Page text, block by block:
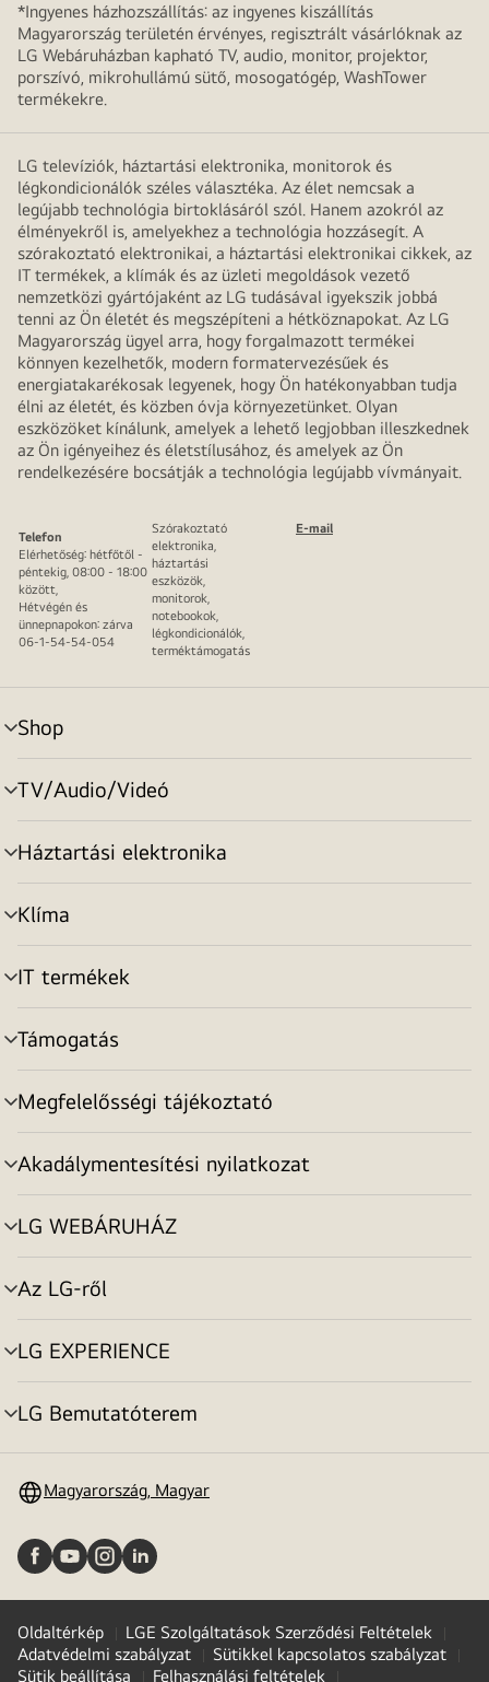
*Ingyenes házhozszállítás: az ingyenes kiszállítás
Magyarország területén érvényes, regisztrált vásárlóknak az
LG Webáruházban kapható TV, audio, monitor, projektor,
porszívó, mikrohullámú sütő, mosogatógép, WashTower
termékekre.
LG televíziók, háztartási elektronika, monitorok és
légkondicionálók széles választéka. Az élet nemcsak a
legújabb technológia birtoklásáról szól. Hanem azokról az
élményekről is, amelyekhez a technológia hozzásegít. A
szórakoztató elektronikai, a háztartási elektronikai cikkek, az
IT termékek, a klímák és az üzleti megoldások vezető
nemzetközi gyártójaként az LG tudásával igyekszik jobbá
tenni az Ön életét és megszépíteni a hétköznapokat. Az LG
Magyarország ügyel arra, hogy forgalmazott termékei
könnyen kezelhetők, modern formatervezésűek és
energiatakarékosak legyenek, hogy Ön hatékonyabban tudja
élni az életét, és közben óvja környezetünket. Olyan
eszközöket kínálunk, amelyek a lehető legjobban illeszkednek
az Ön igényeihez és életstílusához, és amelyek az Ön
rendelkezésére bocsátják a technológia legújabb vívmányait.
Telefon
Elérhetőség: hétfőtől -
péntekig, 08:00 - 18:00
között,
Hétvégén és
ünnepnapokon: zárva
06-1-54-54-054
Szórakoztató
elektronika,
háztartási
eszközök,
monitorok,
notebookok,
légkondicionálók,
terméktámogatás
E-mail
Shop
menu
toggle
TV/Audio/Videó
menu
toggle
Háztartási elektronika
menu
toggle
Klíma
menu
toggle
IT termékek
menu
toggle
Támogatás
menu
toggle
Megfelelősségi tájékoztató
menu
toggle
Akadálymentesítési nyilatkozat
menu
toggle
LG WEBÁRUHÁZ
menu
toggle
Az LG-ről
menu
toggle
LG EXPERIENCE
menu
toggle
LG Bemutatóterem
menu
Magyarország, Magyar
Oldaltérkép
LGE Szolgáltatások Szerződési Feltételek
Adatvédelmi szabályzat
Sütikkel kapcsolatos szabályzat
Sütik beállítása
Felhasználási feltételek